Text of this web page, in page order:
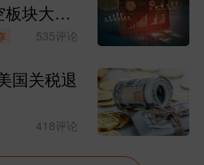
块大涨
535评论
国关税退
418评论